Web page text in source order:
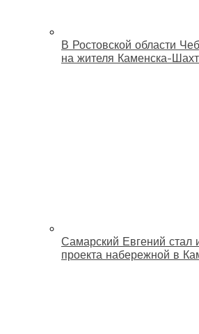
В Ростовской области
на жителя Каменска-
Самарский Евгений стал
проекта набережной в